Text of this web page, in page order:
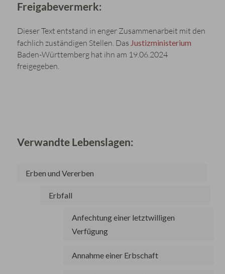
Freigabevermerk:
Dieser Text entstand in enger Zusammenarbeit mit den
fachlich zuständigen Stellen. DasJustizministerium
Baden-Württemberg hat ihn am 19.06.2024
freigegeben.
Verwandte Lebenslagen:
Erben und Vererben
Erbfall
Anfechtung einer letztwilligen
Verfügung
Annahme einer Erbschaft